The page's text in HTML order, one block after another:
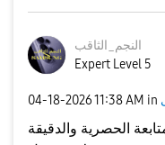
النجم_الثاقب
Expert Level 5
‎04-18-202611:38 AM in
الحصرية والدقيقة